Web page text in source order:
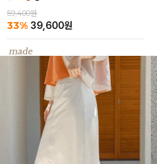
59,400원
33% 39,600원